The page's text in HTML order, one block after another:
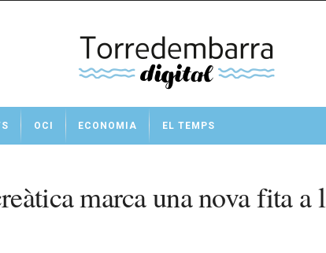
OCI ECONOMIA EL TEMPS
marca una nova fita